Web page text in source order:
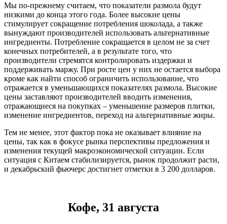
Мы по-прежнему считаем, что показатели размола будут
низкими до конца этого года. Более высокие цены
стимулирует сокращение потребления шоколада, а также
вынуждают производителей использовать альтернативные
ингредиенты. Потребление сокращается в целом не за счет
конечных потребителей, а в результате того, что
производители стремятся контролировать издержки и
поддерживать маржу. При росте цен у них не остается выбора
кроме как найти способ ограничить использование, что
отражается в уменьшающихся показателях размола. Высокие
цены заставляют производителей вводить изменения,
отражающиеся на покупках – уменьшение размеров плитки,
изменение ингредиентов, переход на альтернативные жиры.
Тем не менее, этот фактор пока не оказывает влияние на
цены, так как в фокусе рынка перспективы предложения и
изменения текущей макроэкономической ситуации. Если
ситуация с Китаем стабилизируется, рынок продолжит расти,
и декабрьский фьючерс достигнет отметки в 3 200 долларов.
Кофе, 31 августа